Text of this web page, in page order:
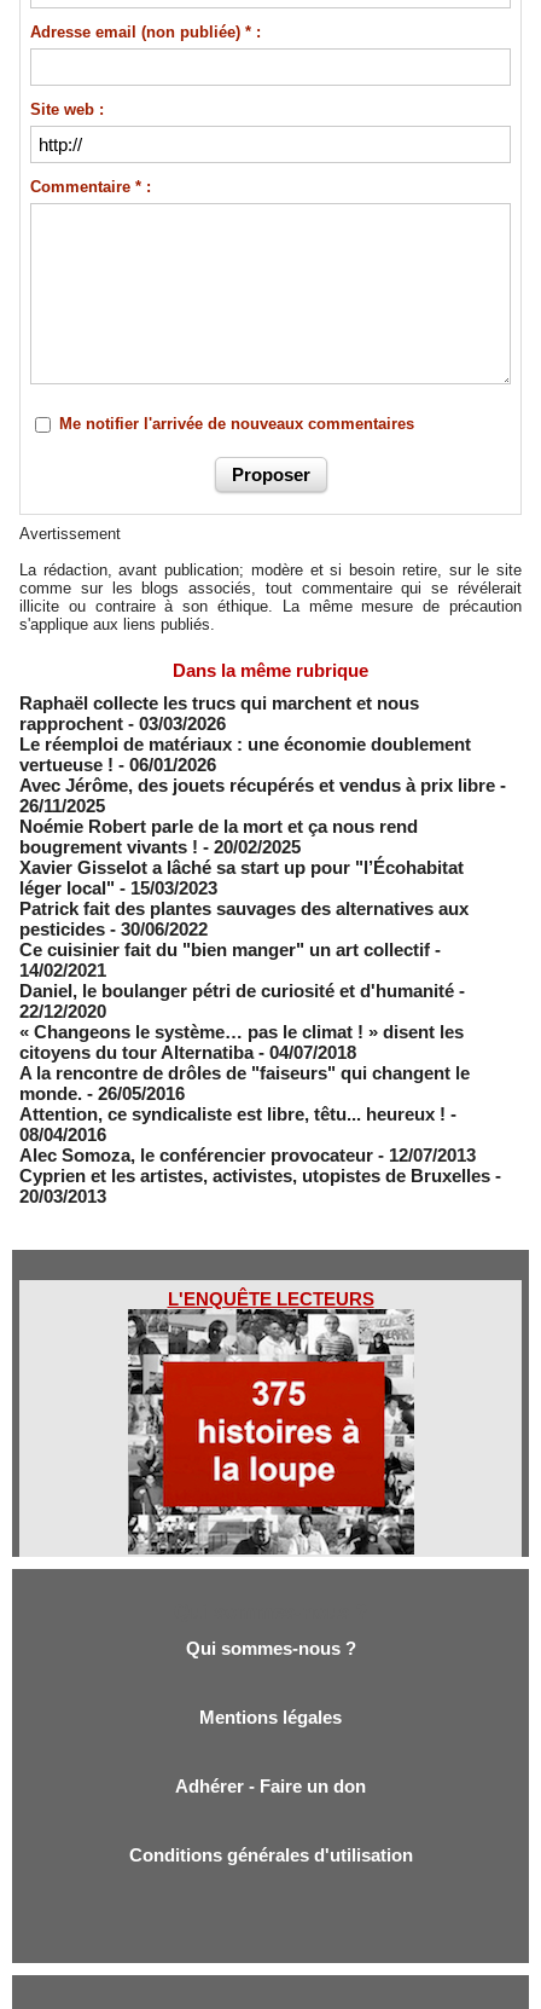
Adresse email (non publiée) * :
Site web :
Commentaire * :
Me notifier l'arrivée de nouveaux commentaires
Avertissement
La rédaction, avant publication; modère et si besoin retire, sur le site
comme sur les blogs associés, tout commentaire qui se révélerait
illicite ou contraire à son éthique. La même mesure de précaution
s'applique aux liens publiés.
Dans la même rubrique
Raphaël collecte les trucs qui marchent et nous
rapprochent - 03/03/2026
Le réemploi de matériaux : une économie doublement
vertueuse ! - 06/01/2026
Avec Jérôme, des jouets récupérés et vendus à prix libre -
26/11/2025
Noémie Robert parle de la mort et ça nous rend
bougrement vivants ! - 20/02/2025
Xavier Gisselot a lâché sa start up pour "l’Écohabitat
léger local" - 15/03/2023
Patrick fait des plantes sauvages des alternatives aux
pesticides - 30/06/2022
Ce cuisinier fait du "bien manger" un art collectif -
14/02/2021
​Daniel, le boulanger pétri de curiosité et d'humanité -
22/12/2020
« Changeons le système… pas le climat ! » disent les
citoyens du tour Alternatiba - 04/07/2018
A la rencontre de drôles de "faiseurs" qui changent le
monde. - 26/05/2016
Attention, ce syndicaliste est libre, têtu... heureux ! -
08/04/2016
Alec Somoza, le conférencier provocateur - 12/07/2013
Cyprien et les artistes, activistes, utopistes de Bruxelles -
20/03/2013
L'ENQUÊTE LECTEURS
Qui sommes-nous ?
Mentions légales
Adhérer - Faire un don
Conditions générales d'utilisation